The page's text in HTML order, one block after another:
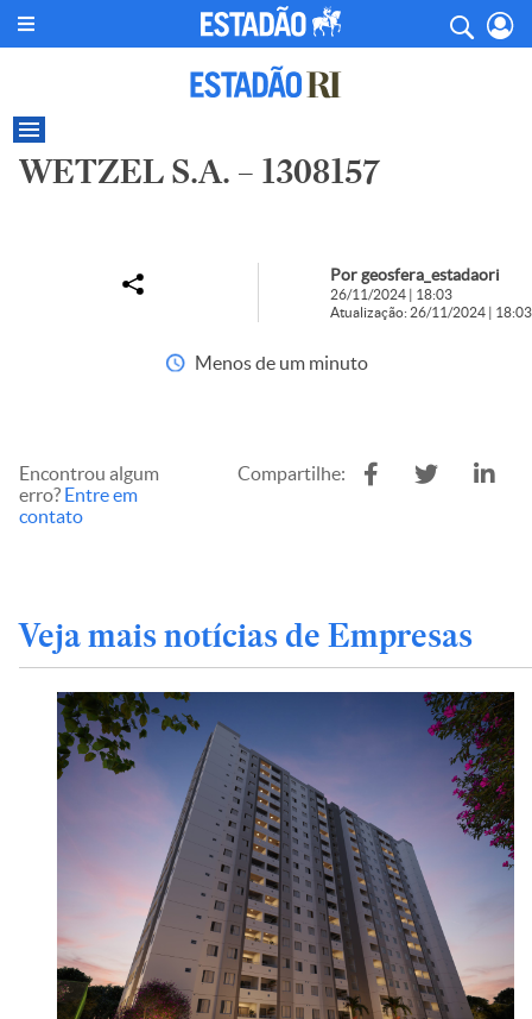
WETZEL S.A. – 1308157
Por geosfera_estadaori
26/11/2024 | 18:03
Atualização: 26/11/2024 | 18:03
Menos de um minuto
Encontrou algum
erro? Entre em
contato
Compartilhe:
Veja mais notícias de Empresas